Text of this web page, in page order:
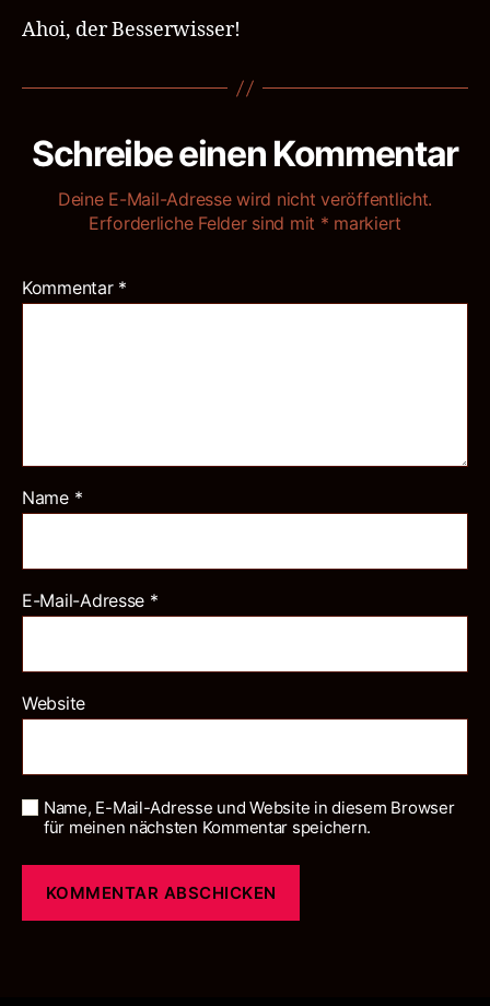
Ahoi, der Besserwisser!
Schreibe einen Kommentar
Deine E-Mail-Adresse wird nicht veröffentlicht.
Erforderliche Felder sind mit * markiert
Kommentar *
Name *
E-Mail-Adresse *
Website
Name, E-Mail-Adresse und Website in diesem Browser
für meinen nächsten Kommentar speichern.